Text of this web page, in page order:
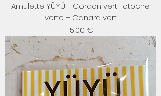
Amulette YÜYÜ - Cordon vert Totoche
verte + Canard vert
Prix
15,00 €